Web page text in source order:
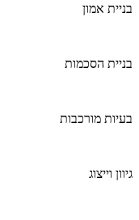
בניית אמון
בניית הסכמות
בעיות מורכבות
גיוון וייצוג